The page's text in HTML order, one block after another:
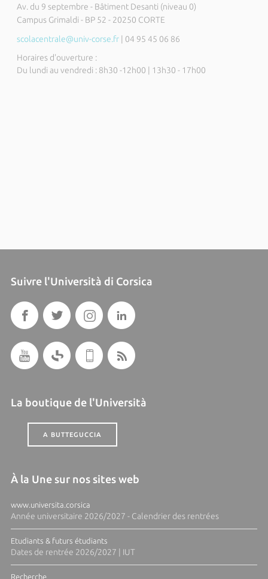
Av. du 9 septembre - Bâtiment Desanti (niveau 0)
Campus Grimaldi - BP 52 - 20250 CORTE
scolacentrale@univ-corse.fr
| 04 95 45 06 86
Horaires d'ouverture :
Du lundi au vendredi : 8h30 -12h00 | 13h30 - 17h00
Suivre l'Università di Corsica
La boutique de l'Università
A BUTTEGUCCIA
À la Une sur nos sites web
www.universita.corsica
Année universitaire 2026/2027 - Calendrier des rentrées
Etudiants & futurs étudiants
Dates de rentrée 2026/2027 | IUT
Recherche